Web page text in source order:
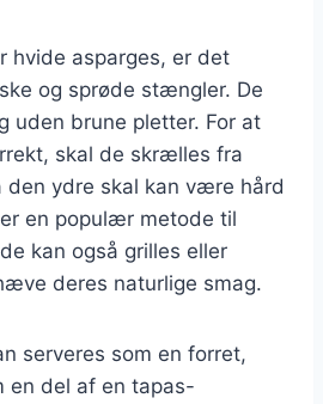
hvide asparges, er det
og sprøde stængler. De
uden brune pletter. For at
skal de skrælles fra
den ydre skal kan være hård
en populær metode til
kan også grilles eller
deres naturlige smag.
serveres som en forret,
en del af en tapas-